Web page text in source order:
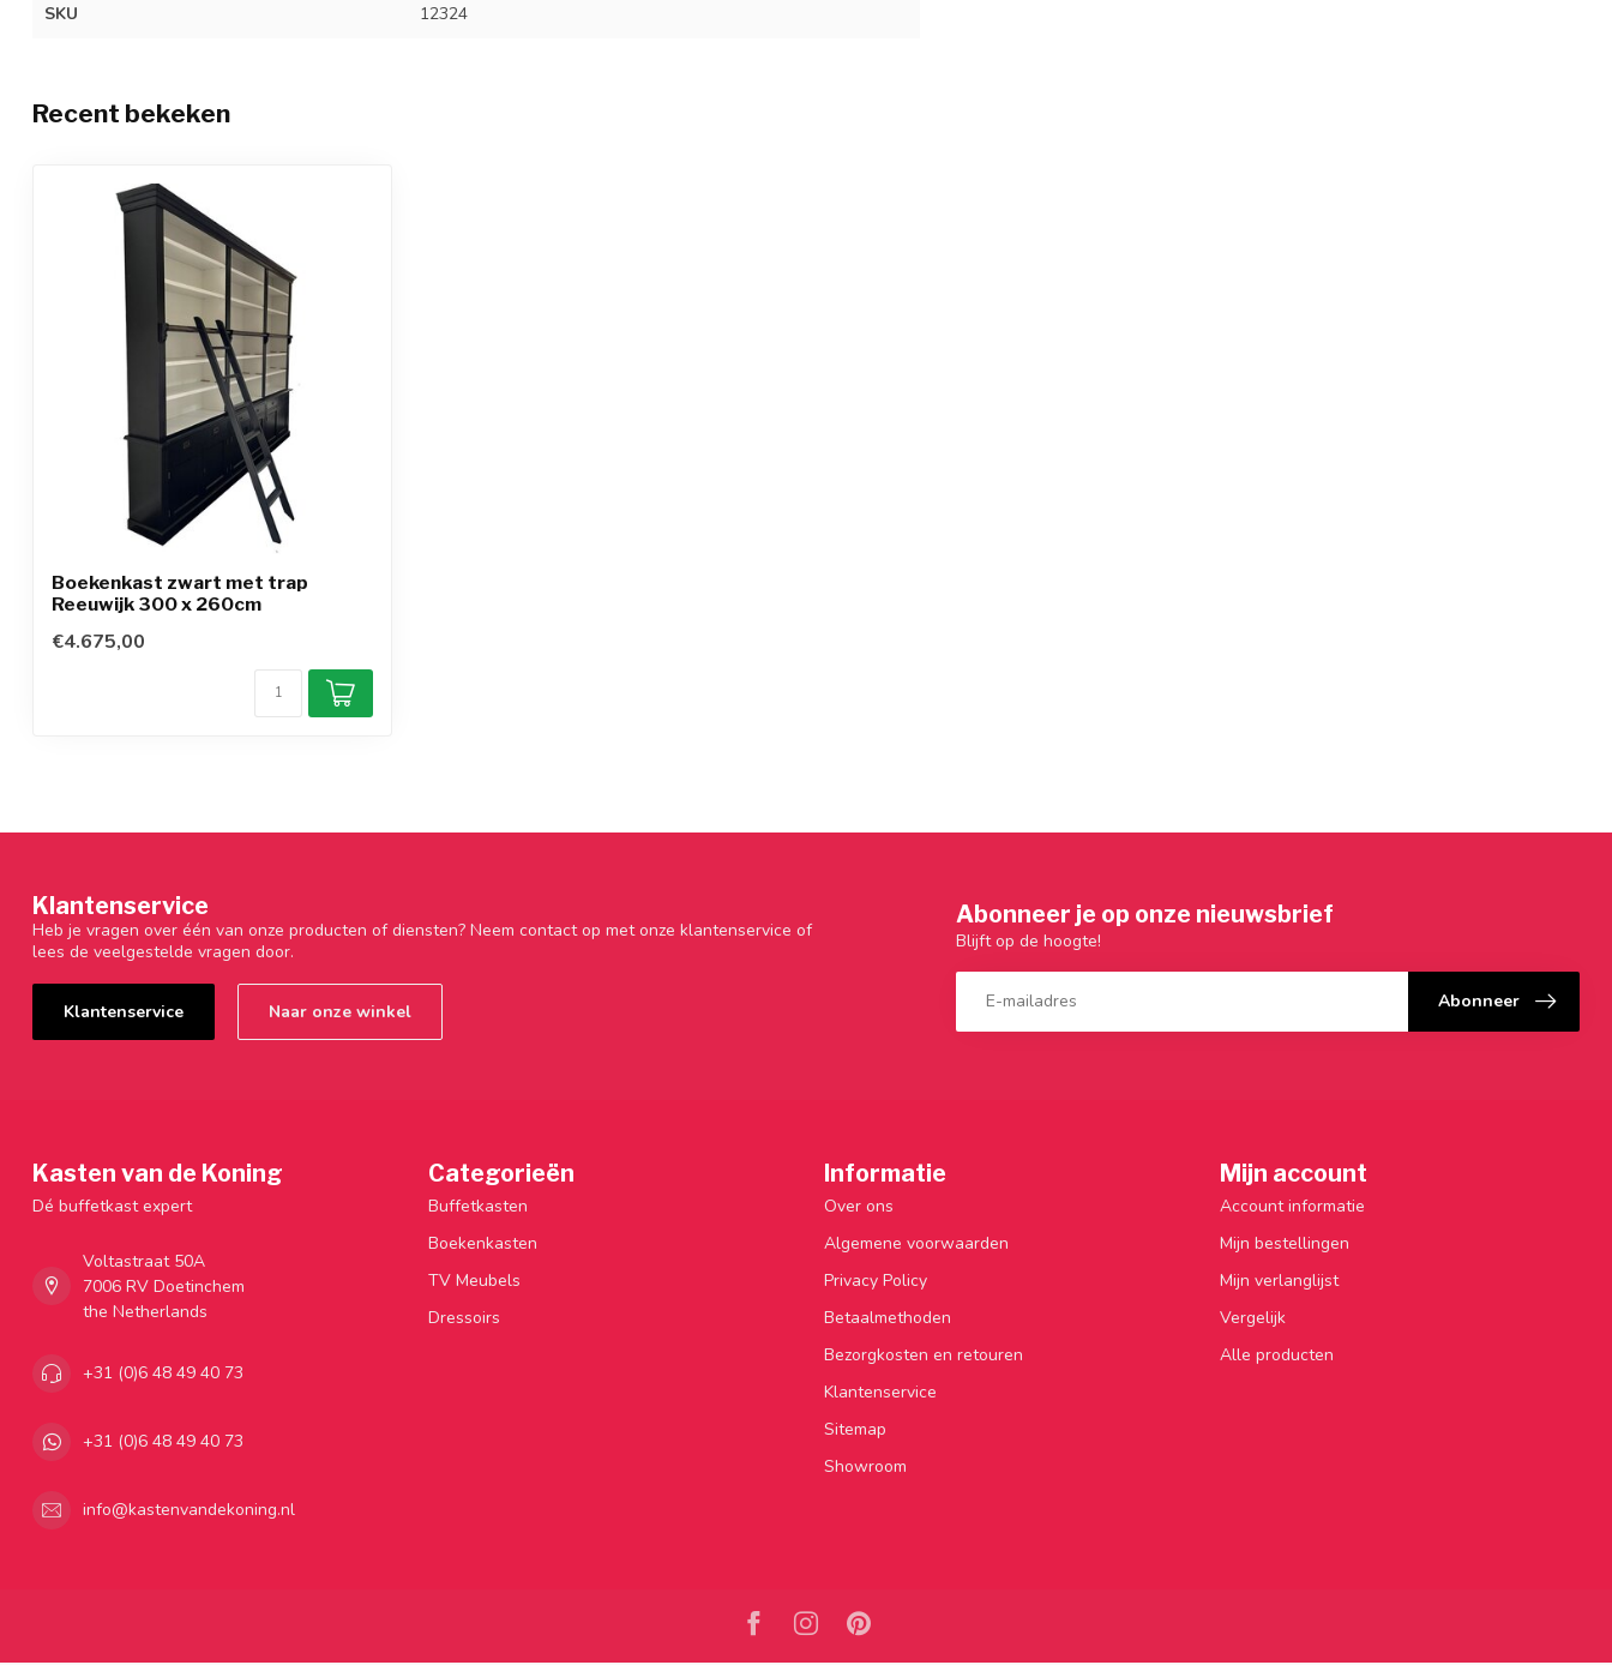
SKU 12324
Recent bekeken
Boekenkast zwart met trap
Reeuwijk 300 x 260cm
€4.675,00
Klantenservice
Heb je vragen over één van onze producten of diensten? Neem contact op met onze klantenservice of
lees de veelgestelde vragen door.
Klantenservice Naar onze winkel
Abonneer je op onze nieuwsbrief
Blijft op de hoogte!
Abonneer
Kasten van de Koning
Dé buffetkast expert
Voltastraat 50A
7006 RV Doetinchem
the Netherlands
+31 (0)6 48 49 40 73
+31 (0)6 48 49 40 73
info@kastenvandekoning.nl
Categorieën
Buffetkasten
Boekenkasten
TV Meubels
Dressoirs
Informatie
Over ons
Algemene voorwaarden
Privacy Policy
Betaalmethoden
Bezorgkosten en retouren
Klantenservice
Sitemap
Showroom
Mijn account
Account informatie
Mijn bestellingen
Mijn verlanglijst
Vergelijk
Alle producten